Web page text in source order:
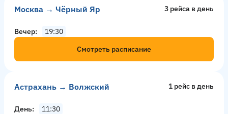
Москва → Чёрный Яр 3 рейсa в день
Вечер
19:30
Смотреть расписание
Астрахань → Волжский 1 рейс в день
День
11:30